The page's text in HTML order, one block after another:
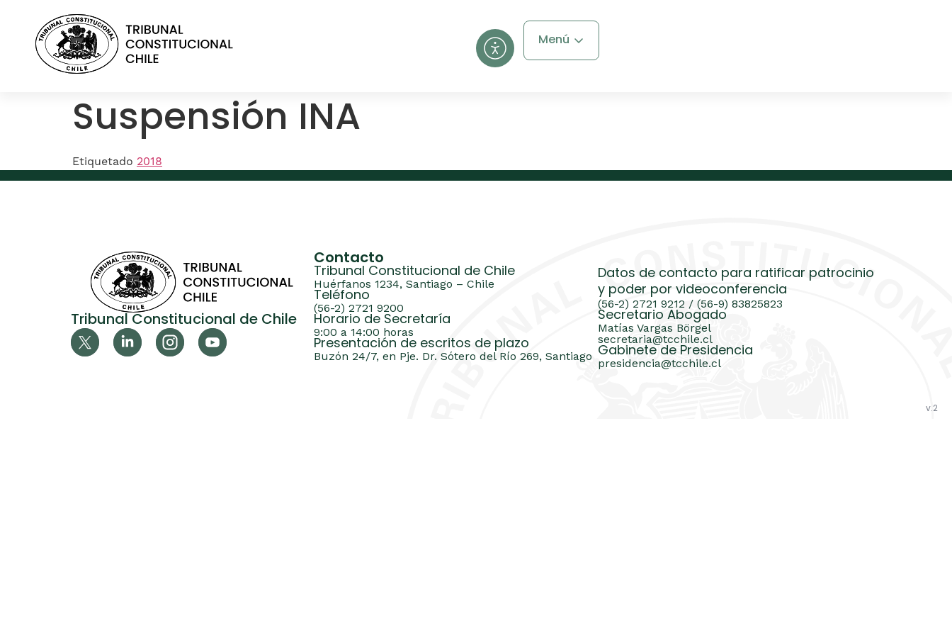
Menú
Suspensión INA
Etiquetado 2018
Tribunal Constitucional de Chile
Contacto
Tribunal Constitucional de Chile
Huérfanos 1234, Santiago – Chile
Teléfono
(56-2) 2721 9200
Horario de Secretaría
9:00 a 14:00 horas
Presentación de escritos de plazo
Buzón 24/7, en Pje. Dr. Sótero del Río 269, Santiago
Datos de contacto para ratificar patrocinio
y poder por videoconferencia
(56-2) 2721 9212 / (56-9) 83825823
Secretario Abogado
Matías Vargas Börgel
secretaria@tcchile.cl
Gabinete de Presidencia
presidencia@tcchile.cl
v.2